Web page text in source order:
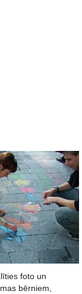
foto un
bērniem,